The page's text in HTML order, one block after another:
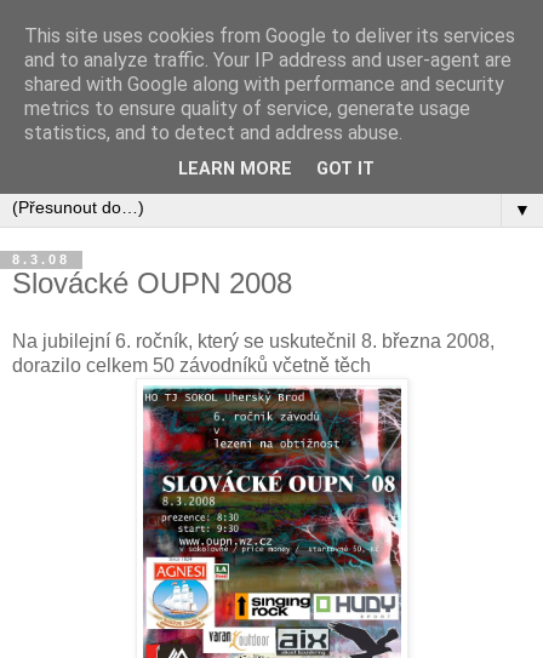
▼
8.3.08
Slovácké OUPN 2008
Na jubilejní 6. ročník, který se uskutečnil 8. března 2008,
dorazilo celkem 50 závodníků včetně těch
This site uses cookies from Google to deliver its services
and to analyze traffic. Your IP address and user-agent are
shared with Google along with performance and security
metrics to ensure quality of service, generate usage
statistics, and to detect and address abuse.
LEARN MORE GOT IT